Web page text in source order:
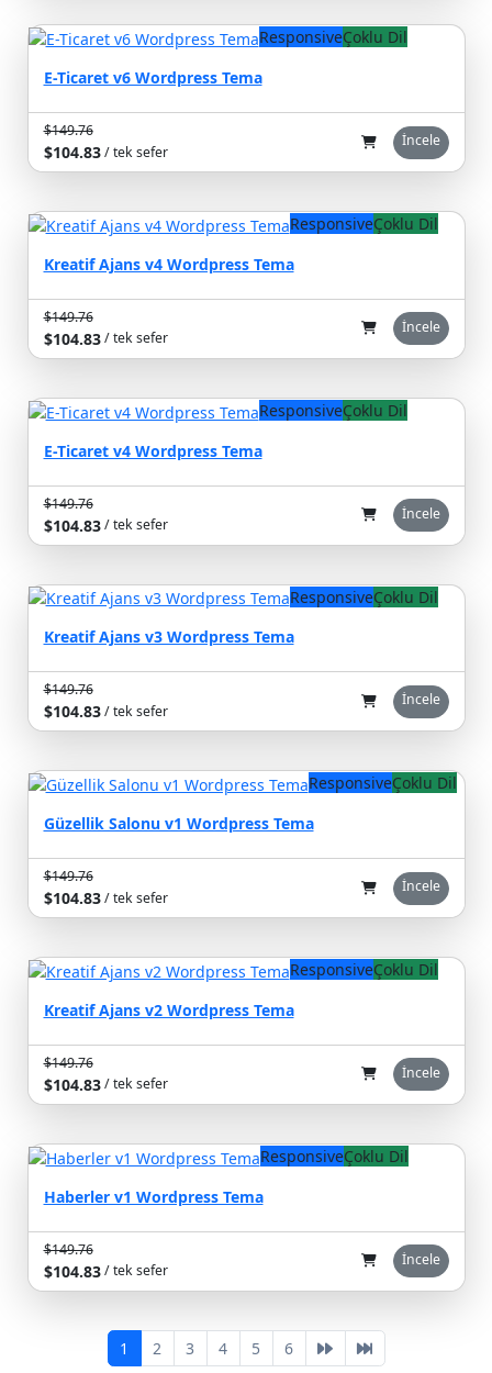
ResponsiveÇoklu Dil
E-Ticaret v6 Wordpress Tema
$149.76
$104.83 / tek sefer
İncele
ResponsiveÇoklu Dil
Kreatif Ajans v4 Wordpress Tema
$149.76
$104.83 / tek sefer
İncele
ResponsiveÇoklu Dil
E-Ticaret v4 Wordpress Tema
$149.76
$104.83 / tek sefer
İncele
ResponsiveÇoklu Dil
Kreatif Ajans v3 Wordpress Tema
$149.76
$104.83 / tek sefer
İncele
ResponsiveÇoklu Dil
Güzellik Salonu v1 Wordpress Tema
$149.76
$104.83 / tek sefer
İncele
ResponsiveÇoklu Dil
Kreatif Ajans v2 Wordpress Tema
$149.76
$104.83 / tek sefer
İncele
ResponsiveÇoklu Dil
Haberler v1 Wordpress Tema
$149.76
$104.83 / tek sefer
İncele
1 2 3 4 5 6